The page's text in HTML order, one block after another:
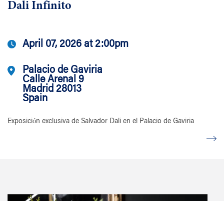
Dali Infinito
April 07, 2026 at 2:00pm
Palacio de Gaviria
Calle Arenal 9
Madrid 28013
Spain
Exposición exclusiva de Salvador Dali en el Palacio de Gaviria